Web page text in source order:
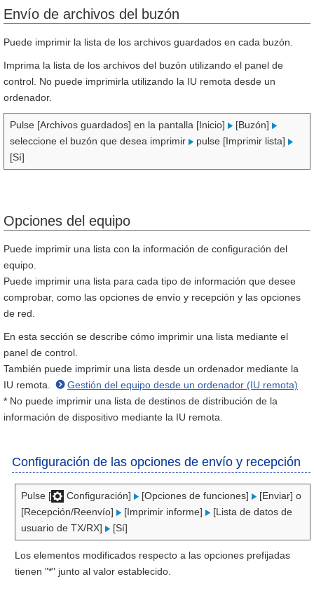
Envío de archivos del buzón
Puede imprimir la lista de los archivos guardados en cada buzón.
Imprima la lista de los archivos del buzón utilizando el panel de
control. No puede imprimirla utilizando la IU remota desde un
ordenador.
Pulse [Archivos guardados] en la pantalla [Inicio]
[Buzón]
seleccione el buzón que desea imprimir
pulse [Imprimir lista]
[Sí]
Opciones del equipo
Puede imprimir una lista con la información de configuración del
equipo.
Puede imprimir una lista para cada tipo de información que desee
comprobar, como las opciones de envío y recepción y las opciones
de red.
En esta sección se describe cómo imprimir una lista mediante el
panel de control.
También puede imprimir una lista desde un ordenador mediante la
IU remota.
Gestión del equipo desde un ordenador (IU remota)
* No puede imprimir una lista de destinos de distribución de la
información de dispositivo mediante la IU remota.
Configuración de las opciones de envío y recepción
Pulse [ Configuración] [Opciones de funciones]
[Enviar] o
[Recepción/Reenvío]
[Imprimir informe]
[Lista de datos de
usuario de TX/RX]
[Sí]
Los elementos modificados respecto a las opciones prefijadas
tienen "*" junto al valor establecido.